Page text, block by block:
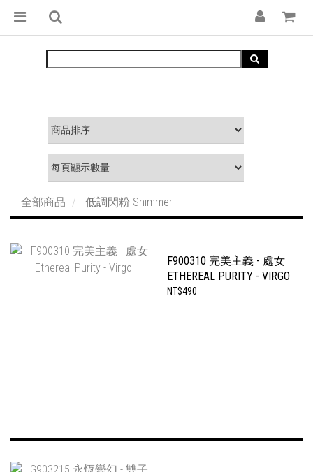
全部商品 低調閃粉 Shimmer
F900310 完美主義 - 處女
ETHEREAL PURITY - VIRGO
NT$490